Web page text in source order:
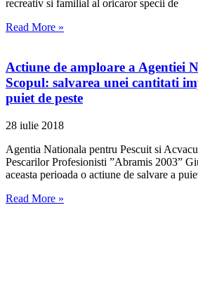
recreativ si familial al oricaror specii de
Read More »
Actiune de amploare a Agentiei
Scopul: salvarea unei cantitati
puiet de peste
28 iulie 2018
Agentia Nationala pentru Pescuit si
Pescarilor Profesionisti ”Abramis 2003”
aceasta perioada o actiune de salvare a
Read More »